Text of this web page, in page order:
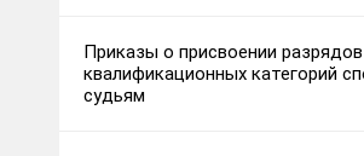
Приказы о присвоении
квалификационных категорий
судьям